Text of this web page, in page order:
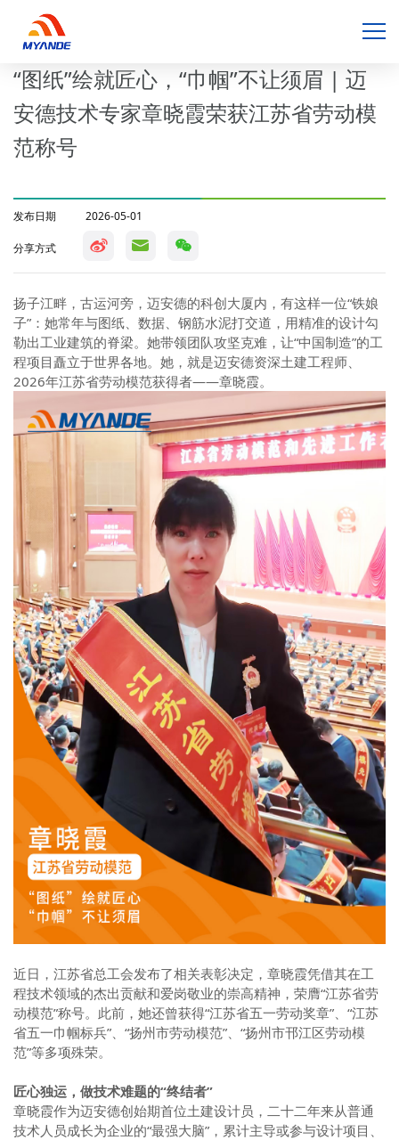
“图纸”绘就匠心，“巾帼”不让须眉 | 迈
安德技术专家章晓霞荣获江苏省劳动模
范称号
发布日期 2026-05-01
分享方式
扬子江畔，古运河旁，迈安德的科创大厦内，有这样一位“铁娘
子”：她常年与图纸、数据、钢筋水泥打交道，用精准的设计勾
勒出工业建筑的脊梁。她带领团队攻坚克难，让“中国制造”的工
程项目矗立于世界各地。她，就是迈安德资深土建工程师、
2026年江苏省劳动模范获得者——章晓霞。
近日，江苏省总工会发布了相关表彰决定，章晓霞凭借其在工
程技术领域的杰出贡献和爱岗敬业的崇高精神，荣膺“江苏省劳
动模范”称号。此前，她还曾获得“江苏省五一劳动奖章”、“江苏
省五一巾帼标兵”、“扬州市劳动模范”、“扬州市邗江区劳动模
范”等多项殊荣。
匠心独运，做技术难题的“终结者”
章晓霞作为迈安德创始期首位土建设计员，二十二年来从普通
技术人员成长为企业的“最强大脑”，累计主导或参与设计项目、